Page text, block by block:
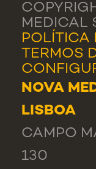
MEDICAL
POLÍTICA
TERMOS
NOVA
LISBOA
CAMPO
130